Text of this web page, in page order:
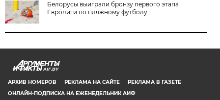
Белорусы выиграли бронзу первого этапа
Евролиги по пляжному футболу
AIF.BY
АРХИВ НОМЕРОВ РЕКЛАМА НА САЙТЕ
РЕКЛАМА В ГАЗЕТЕ
ОНЛАЙН-ПОДПИСКА НА ЕЖЕНЕДЕЛЬНИК АИФ